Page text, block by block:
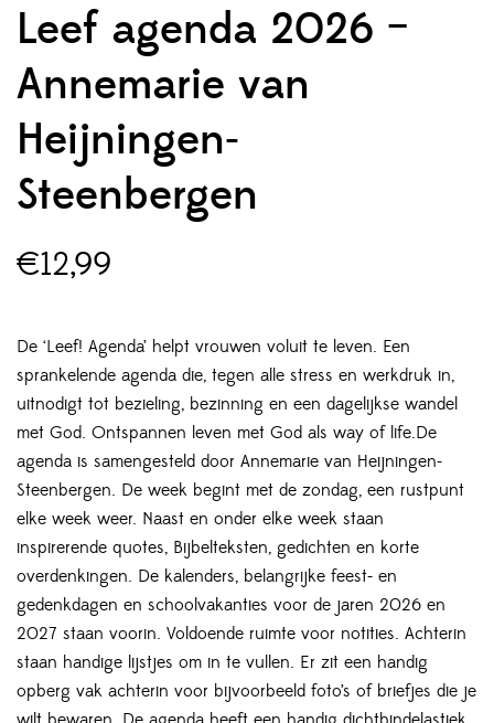
5.00
gebaseerd op
klant
Leef agenda 2026 –
Annemarie van
Heijningen-
Steenbergen
€12,99
De ‘Leef! Agenda’ helpt vrouwen voluit te leven. Een
sprankelende agenda die, tegen alle stress en werkdruk in,
uitnodigt tot bezieling, bezinning en een dagelijkse wandel
met God. Ontspannen leven met God als way of life.De
agenda is samengesteld door Annemarie van Heijningen-
Steenbergen. De week begint met de zondag, een rustpunt
elke week weer. Naast en onder elke week staan
inspirerende quotes, Bijbelteksten, gedichten en korte
overdenkingen. De kalenders, belangrijke feest- en
gedenkdagen en schoolvakanties voor de jaren 2026 en
2027 staan voorin. Voldoende ruimte voor notities. Achterin
staan handige lijstjes om in te vullen. Er zit een handig
opberg vak achterin voor bijvoorbeeld foto’s of briefjes die je